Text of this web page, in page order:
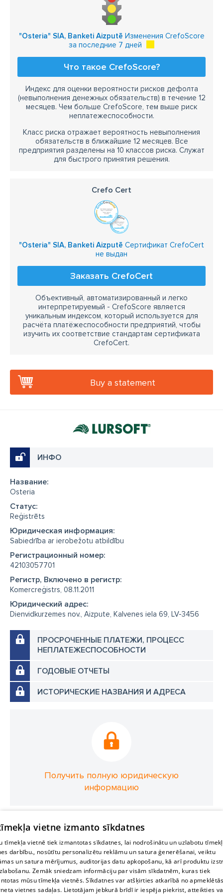
"Osteria" SIA, Banketi Aizputē Изменения CrefoScore
за последние 7 дней
Что такое CrefoScore?
Индекс для оценки вероятности рисков дефолта
(невыполнения денежных обязательств) в течение 12
месяцев. Чем больше CrefoScore, тем выше риск
неплатежеспособности.
Класс риска отражает вероятность невыполнения
обязательств в ближайшие 12 месяцев. Все
предприятия разделены на 10 классов риска. Служат
для быстрого принятия решения.
Crefo Cert
"Osteria" SIA, Banketi Aizputē Сертификат CrefoCert
не выдан
Заказать CrefoCert
Объективный, автоматизированный и легко
интерпретируемый - CrefoScore является
уникальным индексом, который используется для
расчёта платёжеспособности предприятий, чтобы
изучить их соответствие стандартам сертификата
CrefoCert.
Buy a statement
ИНФО
Название:
Osteria
Cтатус:
Reģistrēts
Юридическая информация:
Sabiedrība ar ierobežotu atbildību
Регистрационный номер:
42103057701
Регистр, Включено в регистр:
Komercreģistrs, 08.11.2011
Юридический адрес:
Dienvidkurzemes nov., Aizpute, Kalvenes iela 69, LV-3456
ПРОСРОЧЕННЫЕ ПЛАТЕЖИ, ПРОЦЕСС
НЕПЛАТЕЖЕСПОСОБНОСТИ
ГОДОВЫЕ ОТЧЕТЫ
ИСТОРИЧЕСКИЕ НАЗВАНИЯ И АДРЕСА
Получить полную юридическую
информацию
vietne izmanto sīkdatnes
tīmekļa vietnē tiek izmantotas sīkdatnes, lai nodrošinātu un uzlabotu
darbību., nosūtītu personalizētu reklāmu un satura ģenerēšanai, veiktu
un satura mērījumus, auditorijas datu apkopošanu, kā arī produktu
Zemāk sniedzam informāciju par visām sīkdatnēm, kuras tiek
mūsu tīmekļa vietnēs. Sīkdatnes var atšķirties atkarībā no
vietnes sadaļas. Lietotājam jebkurā brīdī ir iespēja piekrist, atteikties